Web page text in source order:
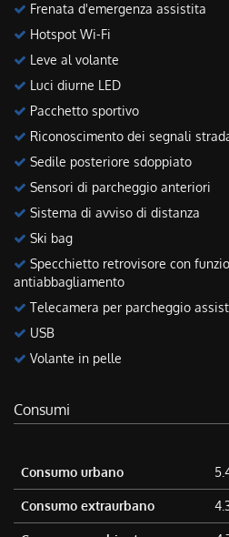
Frenata d'emergenza assistita
Hotspot Wi-Fi
Leve al volante
Luci diurne LED
Pacchetto sportivo
Riconoscimento dei segnali
Sedile posteriore sdoppiato
Sensori di parcheggio anteriori
Sistema di avviso di distanza
Ski bag
Specchietto retrovisore con
antiabbagliamento
Telecamera per parcheggio
USB
Volante in pelle
Consumi
Consumo urbano
Consumo extraurbano